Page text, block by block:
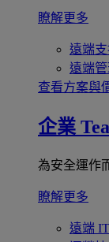
瞭解更多
遠端
遠端
查看方案與
企業
為安全運作
瞭解更多
遠端